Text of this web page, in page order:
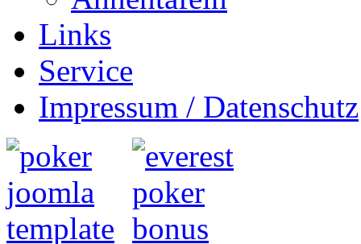
Links
Service
Impressum / Datenschutz